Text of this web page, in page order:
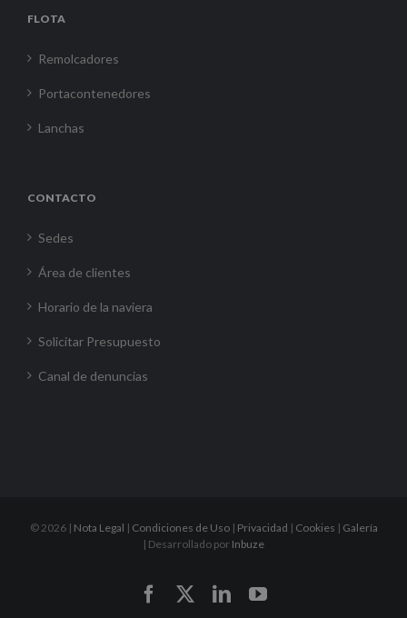
FLOTA
Remolcadores
Portacontenedores
Lanchas
CONTACTO
Sedes
Área de clientes
Horario de la naviera
Solicitar Presupuesto
Canal de denuncias
©2026 | Nota Legal | Condiciones de Uso| Privacidad | Cookies | Galería
| Desarrollado por Inbuze
FacebookLinkedInYouTube